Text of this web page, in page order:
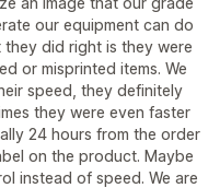
our equipment can do
did right is they were
or misprinted items. We
speed, they definitely
they were even faster
24 hours from the order
on the product. Maybe
instead of speed. We are